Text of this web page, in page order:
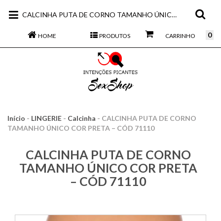
CALCINHA PUTA DE CORNO TAMANHO ÚNICO COR PRETA – CÓD 71110
HOME PRODUTOS 0
CARRINHO
Início - LINGERIE - Calcinha - CALCINHA PUTA DE CORNO
TAMANHO ÚNICO COR PRETA – CÓD 71110
CALCINHA PUTA DE CORNO
TAMANHO ÚNICO COR PRETA
– CÓD 71110